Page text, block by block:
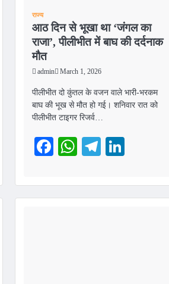
राज्य
आठ दिन से भूखा था ‘जंगल का
राजा’, पीलीभीत में बाघ की दर्दनाक
मौत
admin March 1, 2026
पीलीभीत दो कुंतल के वजन वाले भारी-भरकम
बाघ की भूख से मौत हो गई। शनिवार रात को
पीलीभीत टाइगर रिजर्व…
Facebook
WhatsApp
Telegram